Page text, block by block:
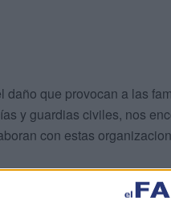
que provocan a las
y guardias civiles, nos
con estas